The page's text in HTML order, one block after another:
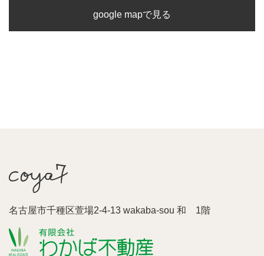
google mapで見る
名古屋市千種区萱場2-4-13 wakaba-sou 和 1階